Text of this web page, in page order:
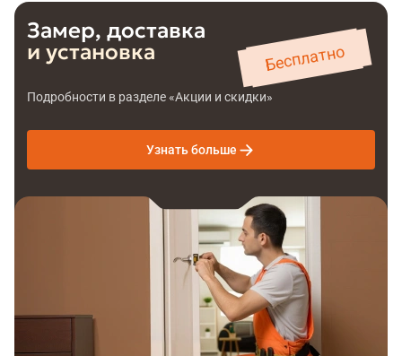
Замер, доставка
и установка
Бесплатно
Подробности в разделе «Акции и скидки»
Узнать больше